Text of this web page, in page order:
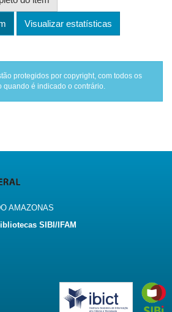
Visualizar estatísticas
protegidos por copyright, com todos os
quando é indicado o contrário.
AMAZONAS
SIBI/IFAM